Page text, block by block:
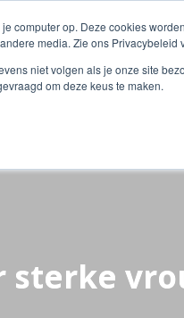
computer op. Deze cookies
media. Zie ons
niet volgen als je onze site
om deze keus te maken.
sterke